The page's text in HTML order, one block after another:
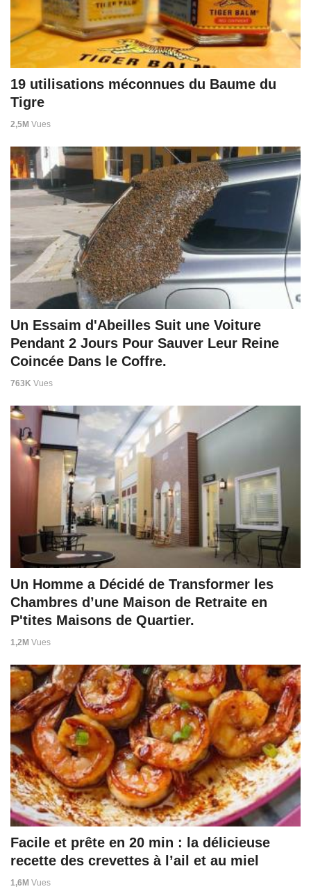
19 utilisations méconnues du Baume du
Tigre
2,5M Vues
Un Essaim d'Abeilles Suit une Voiture
Pendant 2 Jours Pour Sauver Leur Reine
Coincée Dans le Coffre.
763K Vues
Un Homme a Décidé de Transformer les
Chambres d’une Maison de Retraite en
P'tites Maisons de Quartier.
1,2M Vues
Facile et prête en 20 min : la délicieuse
recette des crevettes à l’ail et au miel
1,6M Vues